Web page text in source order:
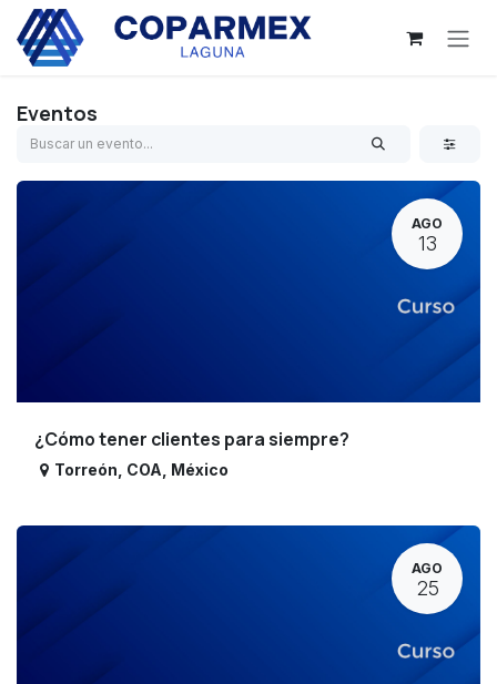
Ir al contenido
Eventos
AGO
13
¿Cómo tener clientes para siempre?
Torreón COA México
AGO
25